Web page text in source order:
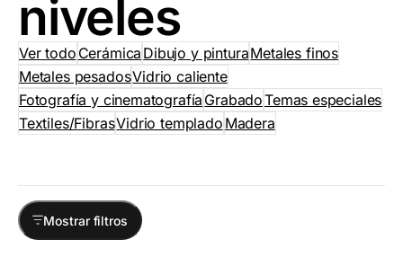
niveles
Ver todo Cerámica Dibujo y pinturaMetales finos
Metales pesadosVidrio caliente
Fotografía y cinematografía GrabadoTemas especiales
Textiles/FibrasVidrio templado Madera
Mostrar filtros